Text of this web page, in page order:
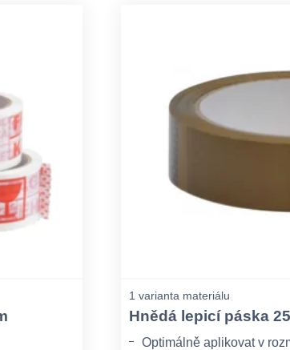
1 varianta materiálu
Hnědá lepicí páska
Optimálně aplikovat v